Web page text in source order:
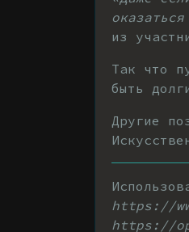
из
Так что
быть
Другие
https://
https://